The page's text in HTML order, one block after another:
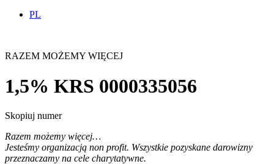
PL
RAZEM MOŻEMY WIĘCEJ
1,5% KRS 0000335056
Skopiuj numer
Razem możemy więcej…
Jesteśmy organizacją non profit. Wszystkie pozyskane darowizny
przeznaczamy na cele charytatywne.